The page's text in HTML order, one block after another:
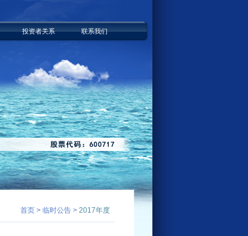
联系我们
投资者关系
首页 > 临时公告 > 2017年度